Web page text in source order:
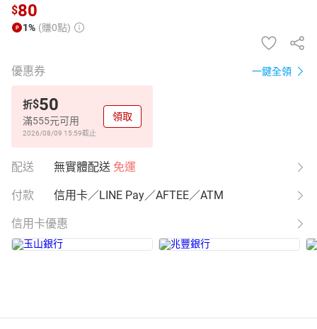
$80
1% (賺0點)
優惠券 一鍵全領
折$50
滿555元可用
2026/08/09 15:59截止
領取
配送 無實體配送 免運
付款 信用卡／LINE Pay／AFTEE／ATM
信用卡優惠